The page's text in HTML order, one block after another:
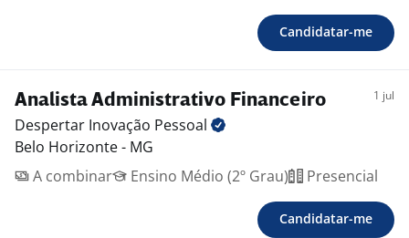
Candidatar-me
Analista Administrativo Financeiro 1 jul
Despertar Inovação Pessoal
Belo Horizonte - MG
A combinar
Ensino Médio (2º Grau) Presencial
Candidatar-me